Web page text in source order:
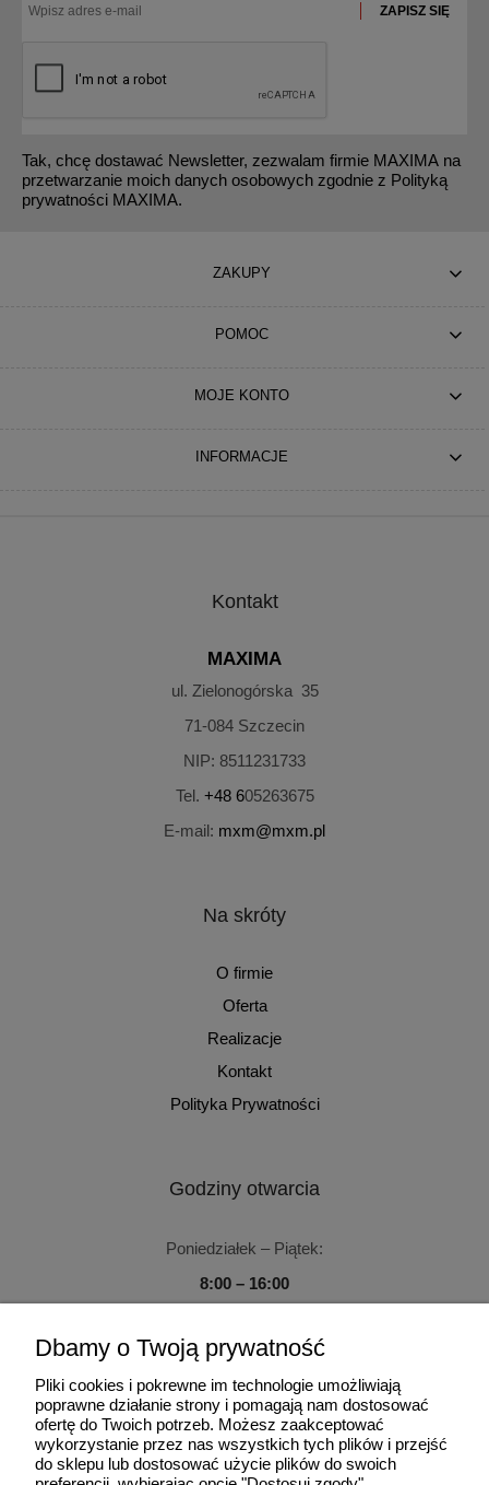
ZAPISZ SIĘ
Tak, chcę dostawać Newsletter, zezwalam firmie MAXIMA na
przetwarzanie moich danych osobowych zgodnie z Polityką
prywatności MAXIMA.
ZAKUPY
POMOC
MOJE KONTO
INFORMACJE
Kontakt
MAXIMA
ul. Zielonogórska 35
71-084 Szczecin
NIP: 8511231733
Tel. +48 605263675
E-mail: mxm@mxm.pl
Na skróty
O firmie
Oferta
Realizacje
Kontakt
Polityka Prywatności
Godziny otwarcia
Poniedziałek – Piątek:
8:00 – 16:00
Zamknięte
Użytkowanie sklepu oznacza zgodę na wykorzystywanie plików
Dbamy o Twoją prywatność
Pliki cookies i pokrewne im technologie umożliwiają
poprawne działanie strony i pomagają nam dostosować
ofertę do Twoich potrzeb. Możesz zaakceptować
wykorzystanie przez nas wszystkich tych plików i przejść
do sklepu lub dostosować użycie plików do swoich